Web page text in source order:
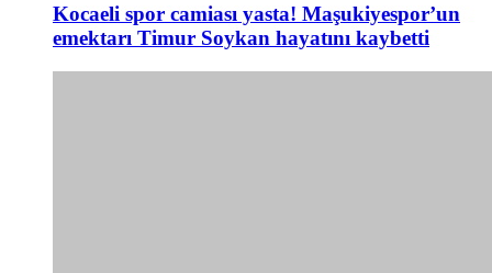
Kocaeli spor camiası yasta! Maşukiyespor’un
emektarı Timur Soykan hayatını kaybetti